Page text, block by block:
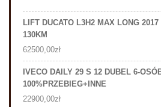
LIFT DUCATO L3H2 MAX LONG
130KM
62500,00zł
IVECO DAILY 29 S 12 DUBEL 6-
100%PRZEBIEG+INNE
22900,00zł